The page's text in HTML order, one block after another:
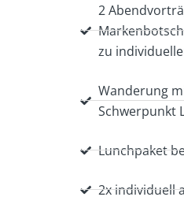
2
zu
Wanderung
Schwerpunkt
Lunchpaket
2x individuell